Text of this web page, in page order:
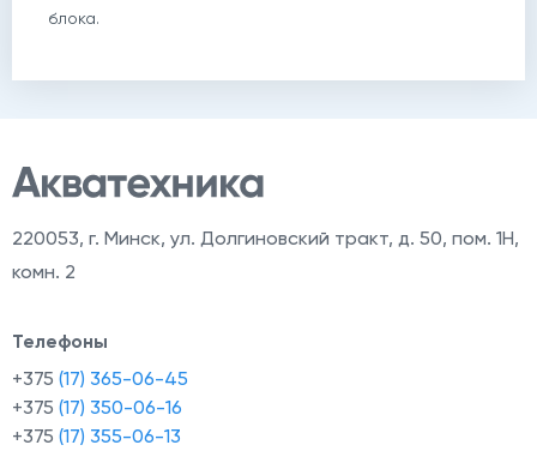
блока.
220053, г. Минск, ул. Долгиновский тракт, д. 50, пом. 1Н,
комн. 2
Телефоны
+375 (17) 365-06-45
+375 (17) 350-06-16
+375 (17) 355-06-13